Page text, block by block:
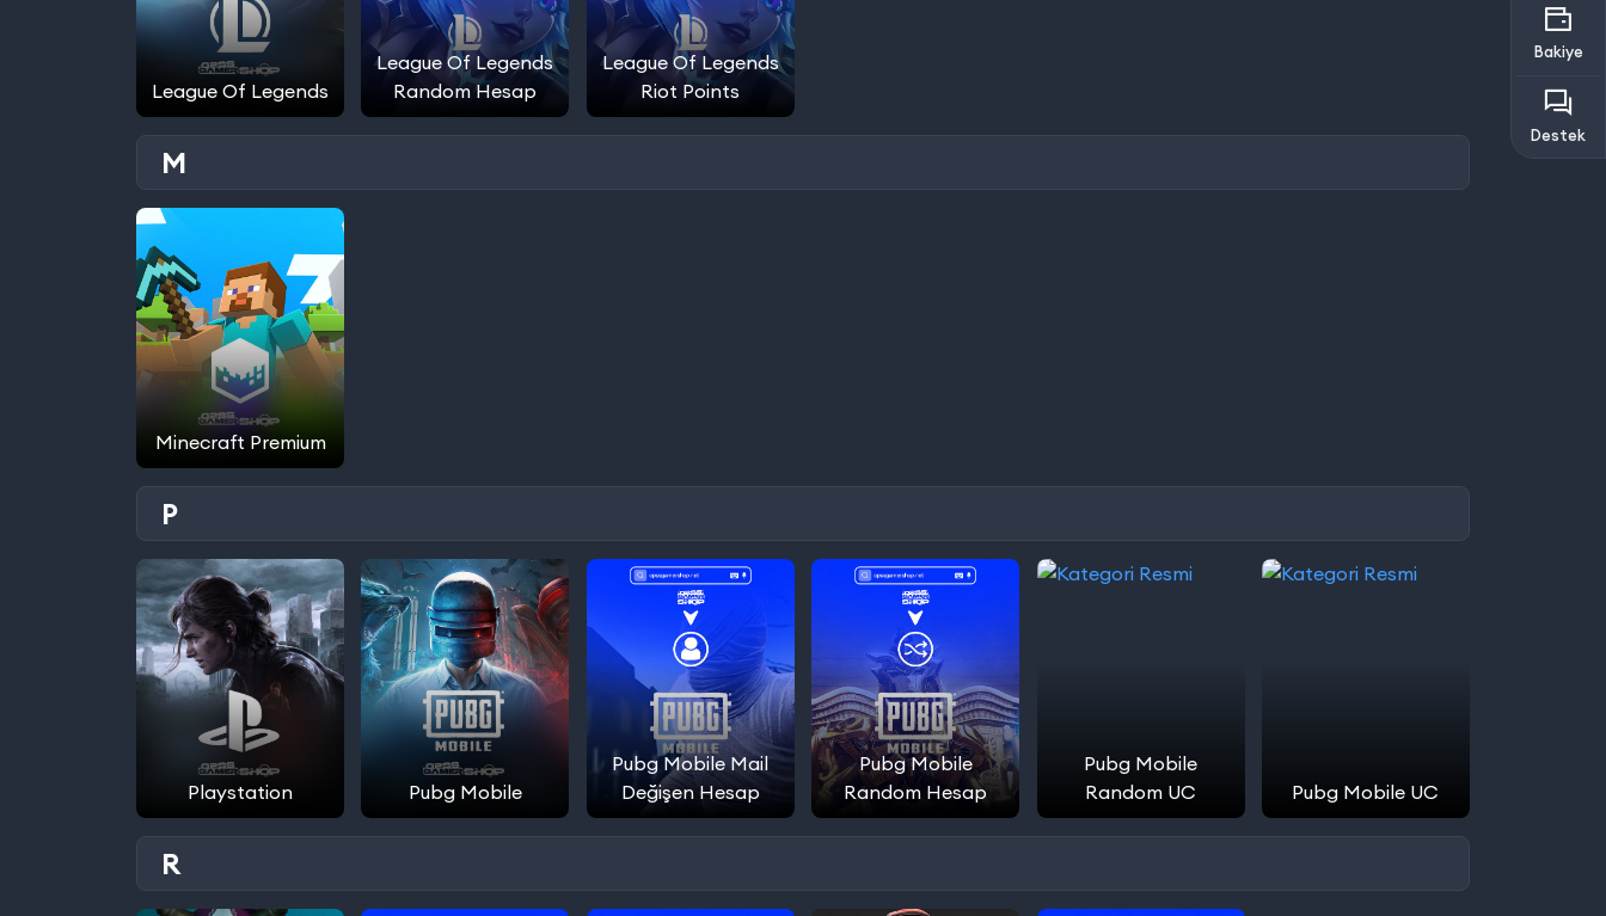
Bakiye
Destek
League Of Legends
League Of Legends
Random Hesap
League Of Legends
Riot Points
M
Minecraft Premium
P
Playstation Pubg Mobile
Pubg Mobile Mail
Değişen Hesap
Pubg Mobile
Random Hesap
Pubg Mobile
Random UC
Pubg Mobile UC
R